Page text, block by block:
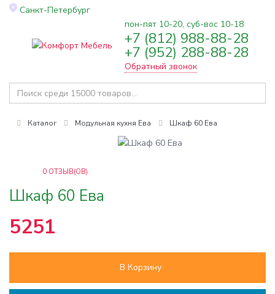
Санкт-Петербург
Toggle
пон-пят 10-20, суб-вос 10-18
+7 (812) 988-88-28
+7 (952) 288-88-28
Обратный звонок
Каталог Модульная кухня Ева Шкаф 60 Ева
0 ОТЗЫВ(ОВ)
Шкаф 60 Ева
5251
В Корзину